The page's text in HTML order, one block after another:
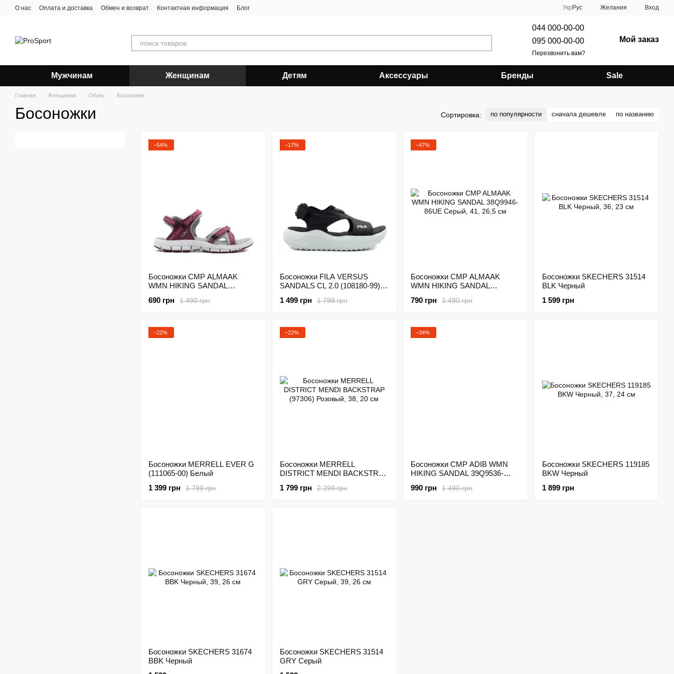
Перейти к основному контенту
О нас Оплата и доставка Обмен и возврат Контактная информация Блог Укр Рус Желания Вход
044 000-00-00
095 000-00-00
Перезвонить вам?
Мой заказ
Мужчинам Женщинам Детям Аксессуары Бренды Sale
Главная Женщинам Обувь Босоножки
Босоножки Сортировка: по популярности сначала дешевле по названию
−54%
Босоножки CMP ALMAAK
WMN HIKING SANDAL
1 490 грн
690 грн
−17%
Босоножки FILA VERSUS
SANDALS CL 2.0 (108180-99)
1 799 грн
1 499 грн
−47%
Босоножки CMP ALMAAK
WMN HIKING SANDAL
1 490 грн
790 грн
Босоножки SKECHERS 31514
BLK Черный
1 599 грн
−22%
Босоножки MERRELL EVER G
(111065-00) Белый
1 799 грн
1 399 грн
−22%
Босоножки MERRELL
DISTRICT MENDI BACKSTRAP
2 299 грн
1 799 грн
−34%
Босоножки CMP ADIB WMN
HIKING SANDAL 39Q9536-
1 490 грн
990 грн
Босоножки SKECHERS 119185
BKW Черный
1 899 грн
Босоножки SKECHERS 31674
BBK Черный
Босоножки SKECHERS 31514
GRY Серый